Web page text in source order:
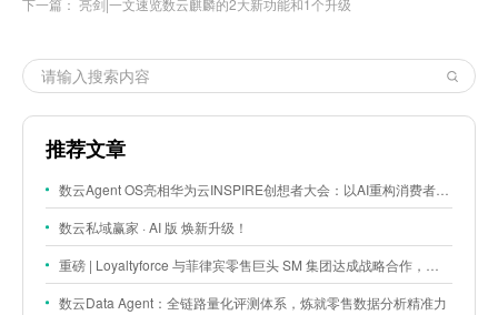
下一篇： 亮剑|一文速览数云麒麟的2大新功能和1个升级
推荐文章
数云Agent OS亮相华为云INSPIRE创想者大会：以AI重构消费者运营与零售营销新范式
数云私域赢家 · AI 版 焕新升级！
重磅 | Loyaltyforce 与菲律宾零售巨头 SM 集团达成战略合作，携手开启 SMAC 会员数智化运营新征程
数云Data Agent：全链路量化评测体系，炼就零售数据分析精准力